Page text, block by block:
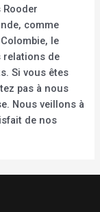
comme
Colombie, le
relations de
Si vous êtes
pas à nous
Nous veillons à
de nos